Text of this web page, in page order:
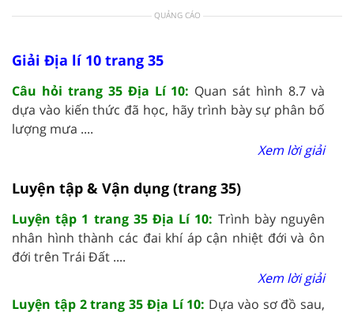
QUẢNG CÁO
Giải Địa lí 10 trang 35
Câu hỏi trang 35 Địa Lí 10: Quan sát hình 8.7 và
dựa vào kiến thức đã học, hãy trình bày sự phân bố
lượng mưa ....
Xem lời giải
Luyện tập & Vận dụng (trang 35)
Luyện tập 1 trang 35 Địa Lí 10: Trình bày nguyên
nhân hình thành các đai khí áp cận nhiệt đới và ôn
đới trên Trái Đất ....
Xem lời giải
Luyện tập 2 trang 35 Địa Lí 10: Dựa vào sơ đồ sau,